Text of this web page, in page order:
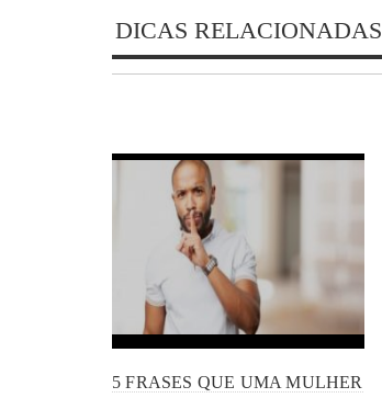
DICAS RELACIONADAS
5 FRASES QUE UMA MULHER